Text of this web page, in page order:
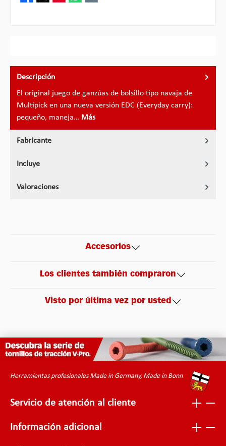
Descripción
El original juego de ganzúas de bolsillo tipo navaja de
Multipick en una nueva versión EDC (Everyday carry):
pequeño, maneja… Más
Fabricante
Incluye
Valoraciones
Accesorios
Los clientes también compraron
Visto por última vez por usted
Herramientas profesionales Made in Germany, Made in Bonn
Servicio de atención al cliente
Información adicional